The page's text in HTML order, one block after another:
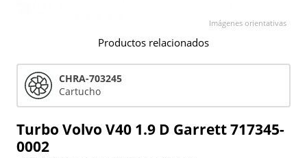
Turbo Volvo V40 1.9 D Garrett 717345-
0002
Imágenes orientativas
Productos relacionados
CHRA-703245
Cartucho